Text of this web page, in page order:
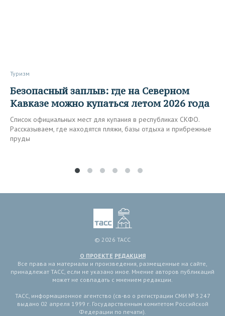
Туризм
Безопасный заплыв: где на Северном
Кавказе можно купаться летом 2026 года
Список официальных мест для купания в республиках СКФО.
Рассказываем, где находятся пляжи, базы отдыха и прибрежные
пруды
© 2026 ТАСС
О ПРОЕКТЕ РЕДАКЦИЯ
Все права на материалы и произведения, размещенные на сайте,
принадлежат ТАСС, если не указано иное. Мнение авторов публикаций
может не совпадать с мнением редакции.
ТАСС, информационное агентство (св-во о регистрации СМИ № 3 247
выдано 02 апреля 1999 г. Государственным комитетом Российской
Федерации по печати).